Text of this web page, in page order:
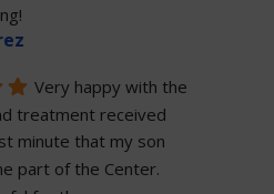
Very happy with the
treatment received
minute that my son
part of the Center.